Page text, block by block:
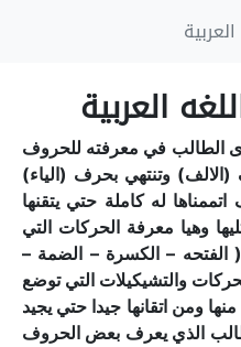
العربية
الطالب في معرفته للحروف
(الالف) وتنتهي بحرف (الياء)
له كاملة حتي يتقنها
وهيا معرفة الحركات التي
– الكسرة – الضمة –
والتشيكيلات التي توضع
ومن اتقانها جيدا حتي يجيد
الذي يعرف بعض الحروف